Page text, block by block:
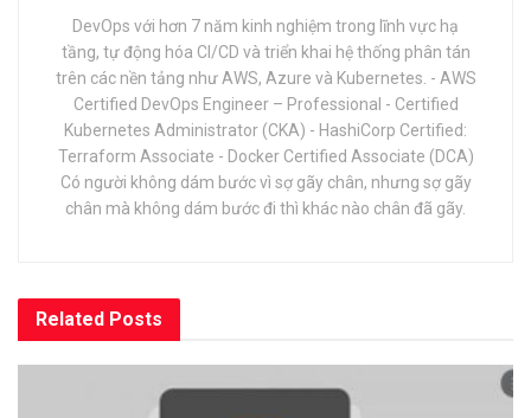
DevOps với hơn 7 năm kinh nghiệm trong lĩnh vực hạ
tầng, tự động hóa CI/CD và triển khai hệ thống phân tán
trên các nền tảng như AWS, Azure và Kubernetes. - AWS
Certified DevOps Engineer – Professional - Certified
Kubernetes Administrator (CKA) - HashiCorp Certified:
Terraform Associate - Docker Certified Associate (DCA)
Có người không dám bước vì sợ gãy chân, nhưng sợ gãy
chân mà không dám bước đi thì khác nào chân đã gãy.
Related Posts